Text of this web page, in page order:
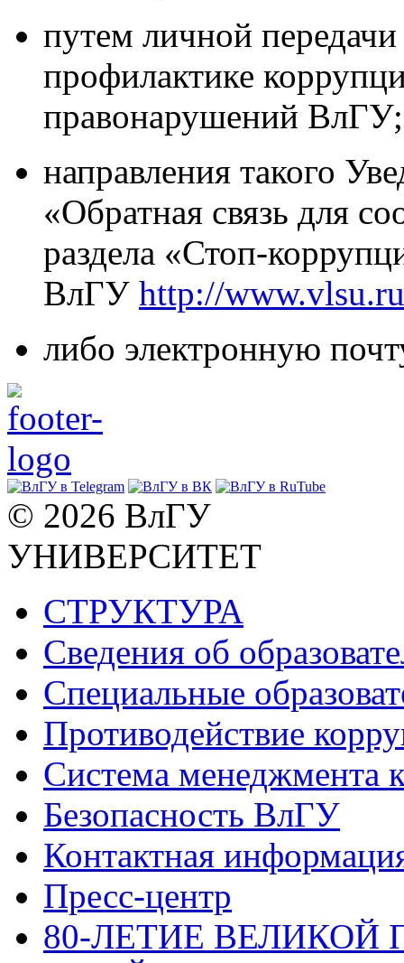
путем личной
профилактике
правонарушений ВлГУ;
направления такого
«Обратная связь для
раздела «Стоп-
ВлГУ http://
либо электронную
© 2026 ВлГУ
УНИВЕРСИТЕТ
СТРУКТУРА
Сведения об
Специальные
Противодействие
Система менеджмента
Безопасность ВлГУ
Контактная
Пресс-центр
80-ЛЕТИЕ ВЕЛИКОЙ